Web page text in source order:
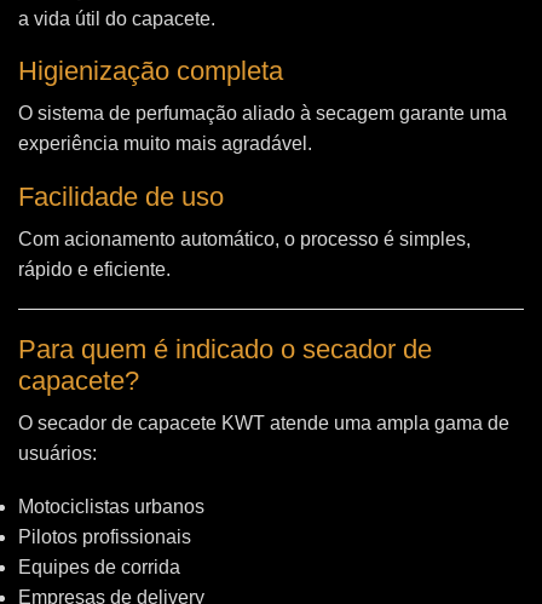
a vida útil do capacete.
Higienização completa
O sistema de perfumação aliado à secagem garante uma
experiência muito mais agradável.
Facilidade de uso
Com acionamento automático, o processo é simples,
rápido e eficiente.
Para quem é indicado o secador de
capacete?
O secador de capacete KWT atende uma ampla gama de
usuários:
Motociclistas urbanos
Pilotos profissionais
Equipes de corrida
Empresas de delivery